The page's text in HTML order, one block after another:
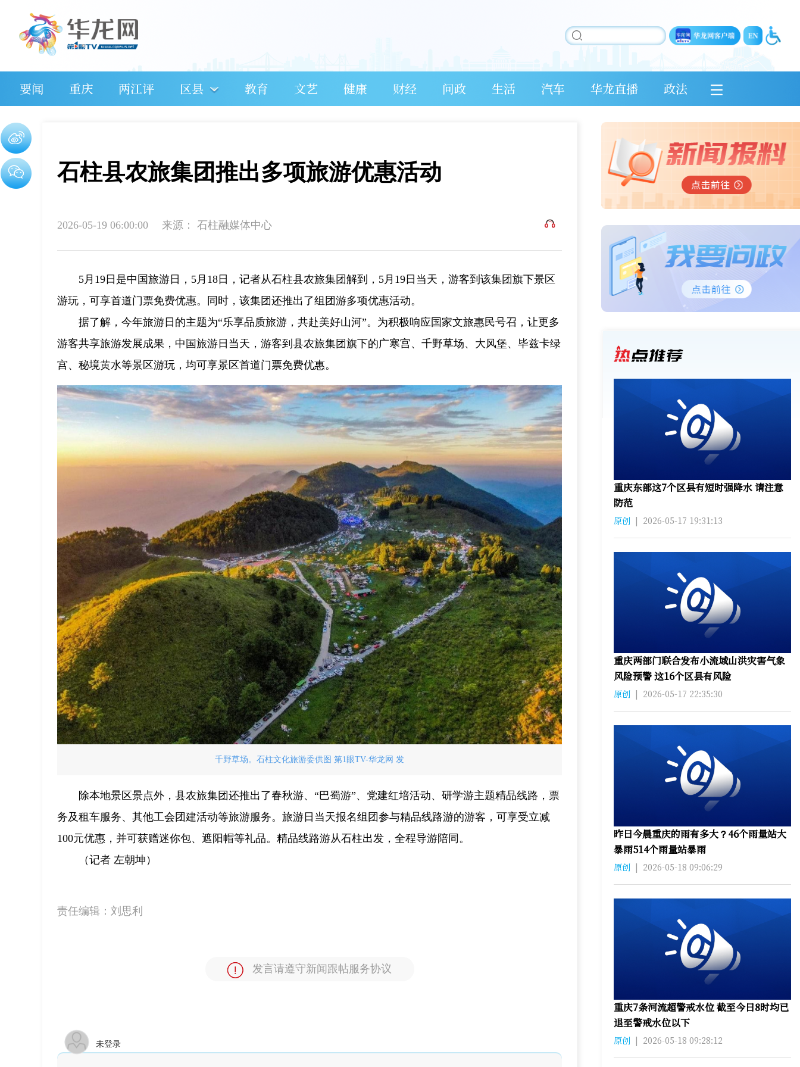
要闻 重庆 两江评 区县 教育 文艺 健康 财经 问政 生活 汽车 华龙直播 政法
石柱县农旅集团推出多项旅游优惠活动
2026-05-19 06:00:00 来源： 石柱融媒体中心
5月19日是中国旅游日，5月18日，记者从石柱县农旅集团解到，5月19日当天，游客到该集团旗下景区
游玩，可享首道门票免费优惠。同时，该集团还推出了组团游多项优惠活动。
据了解，今年旅游日的主题为“乐享品质旅游，共赴美好山河”。为积极响应国家文旅惠民号召，让更多
游客共享旅游发展成果，中国旅游日当天，游客到县农旅集团旗下的广寒宫、千野草场、大风堡、毕兹卡绿
宫、秘境黄水等景区游玩，均可享景区首道门票免费优惠。
千野草场。石柱文化旅游委供图 第1眼TV-华龙网 发
除本地景区景点外，县农旅集团还推出了春秋游、“巴蜀游”、党建红培活动、研学游主题精品线路，票
务及租车服务、其他工会团建活动等旅游服务。旅游日当天报名组团参与精品线路游的游客，可享受立减
100元优惠，并可获赠迷你包、遮阳帽等礼品。精品线路游从石柱出发，全程导游陪同。
（记者 左朝坤）
责任编辑： 刘思利
发言请遵守新闻跟帖服务协议
未登录
重庆东部这7个区县有短时强降水 请注意
防范
原创 | 2026-05-17 19:31:13
重庆两部门联合发布小流域山洪灾害气象
风险预警 这16个区县有风险
原创 | 2026-05-17 22:35:30
昨日今晨重庆的雨有多大？46个雨量站大
暴雨514个雨量站暴雨
原创 | 2026-05-18 09:06:29
重庆7条河流超警戒水位 截至今日8时均已
退至警戒水位以下
原创 | 2026-05-18 09:28:12